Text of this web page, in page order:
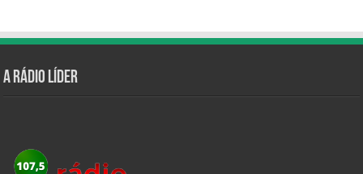
A Rádio Líder